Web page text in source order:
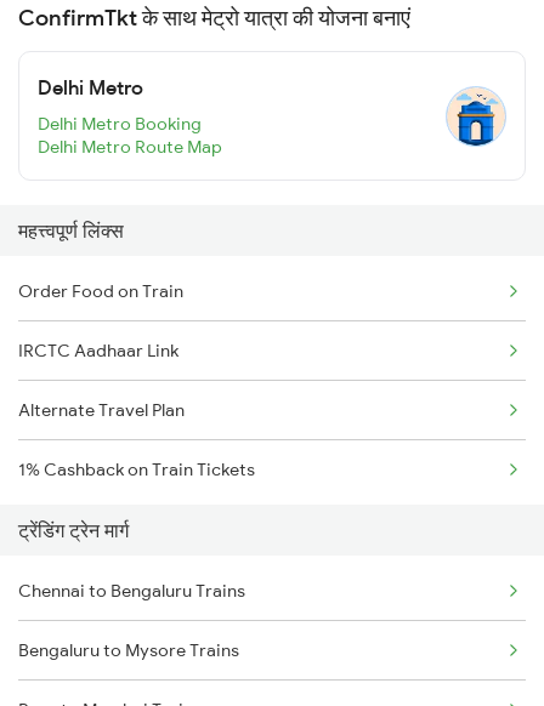
ConfirmTkt के साथ मेट्रो यात्रा की योजना बनाएं
Delhi Metro
Delhi Metro Booking
Delhi Metro Route Map
महत्त्वपूर्ण लिंक्स
Order Food on Train
IRCTC Aadhaar Link
Alternate Travel Plan
1% Cashback on Train Tickets
ट्रेंडिंग ट्रेन मार्ग
Chennai to Bengaluru Trains
Bengaluru to Mysore Trains